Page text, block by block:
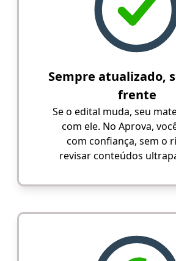
Sempre atualizado,
frente
Se o edital muda, seu
com ele. No Aprova,
com confiança, sem o
revisar conteúdos